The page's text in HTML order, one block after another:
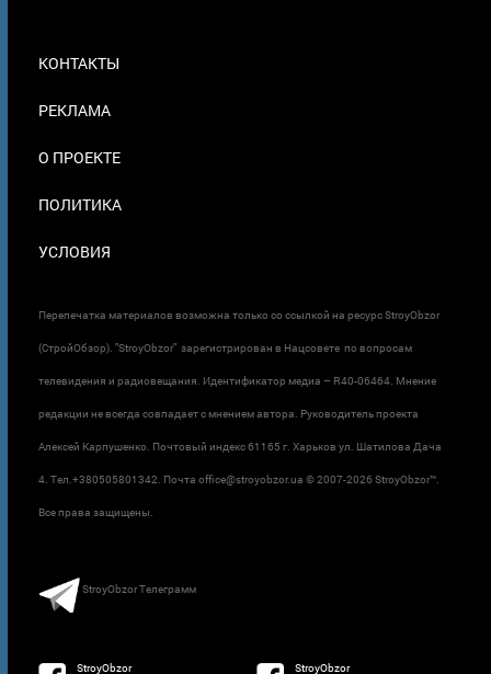
В
КОНТАКТЫ
РЕКЛАМА
О ПРОЕКТЕ
ПОЛИТИКА
УСЛОВИЯ
Перепечатка материалов возможна только со ссылкой на ресурс StroyObzor
(СтройОбзор). "StroyObzor" зарегистрирован в Нацсовете по вопросам
телевидения и радиовещания. Идентификатор медиа – R40-06464. Мнение
редакции не всегда совпадает с мнением автора. Руководитель проекта
Алексей Карпушенко. Почтовый индекс 61165 г. Харьков ул. Шатилова Дача
4. Тел.+380505801342. Почта office@stroyobzor.ua © 2007-2026 StroyObzor™.
Все права защищены.
StroyObzor Телеграмм
StroyObzor StroyObzor